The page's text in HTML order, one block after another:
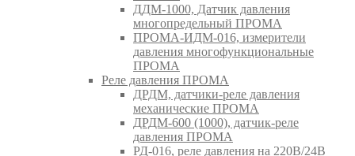
ДДМ-1000, Датчик давления
многопредельный ПРОМА
ПРОМА-ИДМ-016, измерители
давления многофункциональные
ПРОМА
Реле давления ПРОМА
ДРДМ, датчики-реле давления
механические ПРОМА
ДРДМ-600 (1000), датчик-реле
давления ПРОМА
РД-016, реле давления на 220В/24В